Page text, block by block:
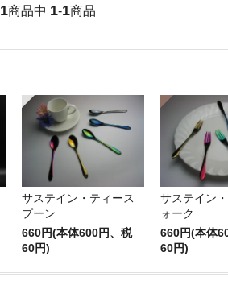
1商品中 1-1商品
サステイン・ティース
プーン
660円(本体600円、税
60円)
サステイン
ォーク
660円(本体
60円)